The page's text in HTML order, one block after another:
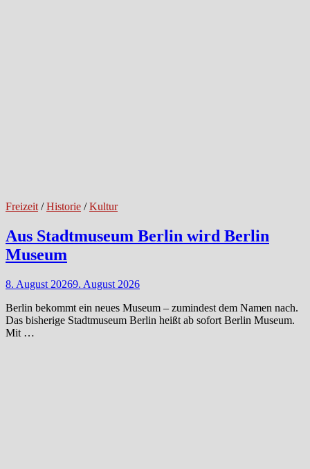
Freizeit /Historie /Kultur
Aus Stadtmuseum Berlin wird Berlin
Museum
8. August 20269. August 2026
Berlin bekommt ein neues Museum – zumindest dem Namen nach.
Das bisherige Stadtmuseum Berlin heißt ab sofort Berlin Museum.
Mit …